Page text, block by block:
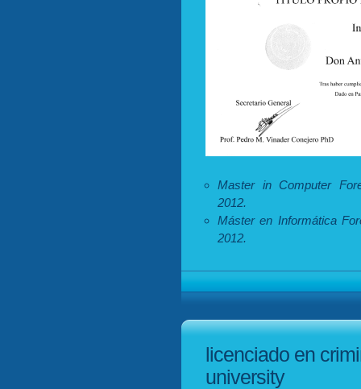
Master in Computer
2012.
Máster en Informática
2012.
licenciado en
university